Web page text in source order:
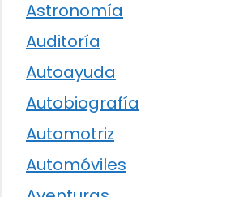
Astronomía
Auditoría
Autoayuda
Autobiografía
Automotriz
Automóviles